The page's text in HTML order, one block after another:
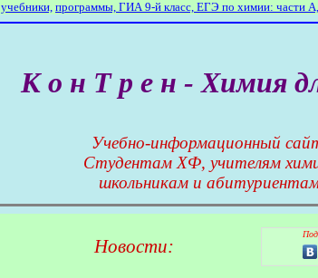
учебники, программы, ГИА 9-й класс, ЕГЭ по химии: части А,
К о н Т р е н - Химия
Учебно-информационный
Студентам ХФ, учителям
школьникам и
Новости: